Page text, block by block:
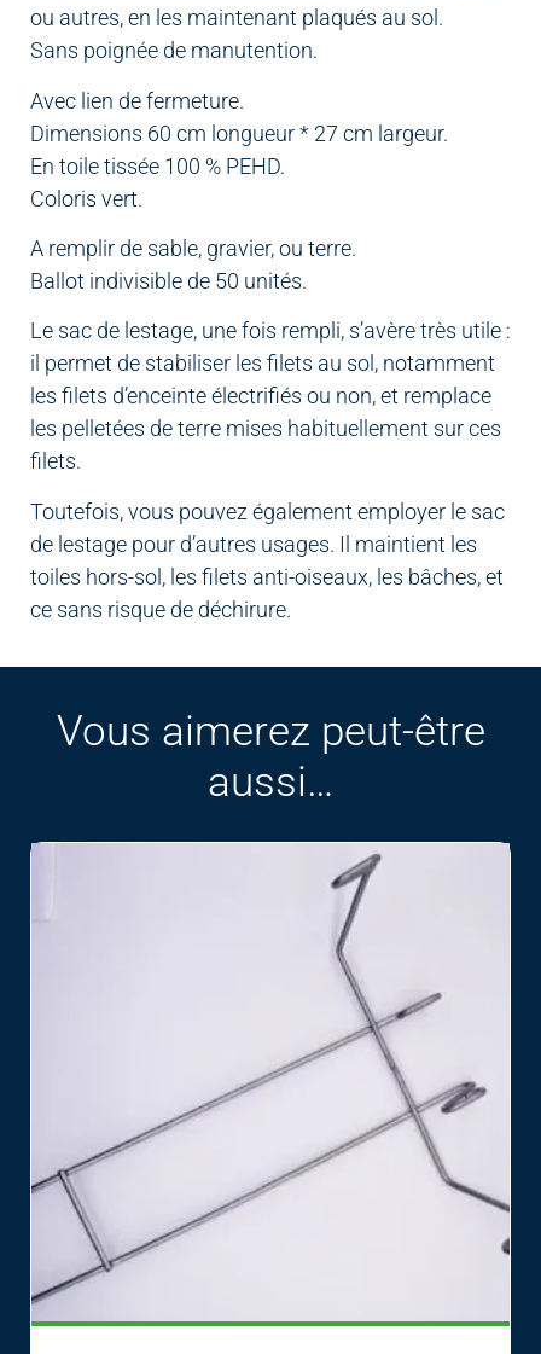
ou autres, en les maintenant plaqués au sol.
Sans poignée de manutention.
Avec lien de fermeture.
Dimensions 60 cm longueur * 27 cm largeur.
En toile tissée 100 % PEHD.
Coloris vert.
A remplir de sable, gravier, ou terre.
Ballot indivisible de 50 unités.
Le sac de lestage, une fois rempli, s’avère très utile :
il permet de stabiliser les filets au sol, notamment
les filets d’enceinte électrifiés ou non, et remplace
les pelletées de terre mises habituellement sur ces
filets.
Toutefois, vous pouvez également employer le sac
de lestage pour d’autres usages. Il maintient les
toiles hors-sol, les filets anti-oiseaux, les bâches, et
ce sans risque de déchirure.
Vous aimerez peut-être
aussi…